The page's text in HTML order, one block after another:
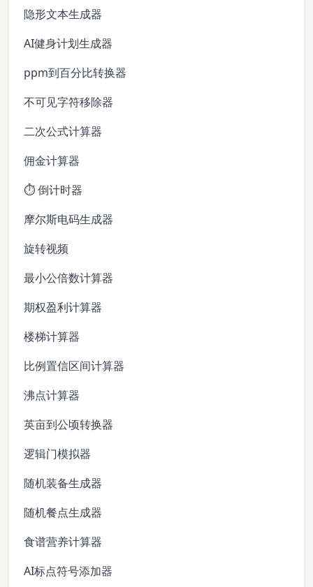
隐形文本生成器
AI健身计划生成器
ppm到百分比转换器
不可见字符移除器
二次公式计算器
佣金计算器
⏱️ 倒计时器
摩尔斯电码生成器
旋转视频
最小公倍数计算器
期权盈利计算器
楼梯计算器
比例置信区间计算器
沸点计算器
英亩到公顷转换器
逻辑门模拟器
随机装备生成器
随机餐点生成器
食谱营养计算器
AI标点符号添加器